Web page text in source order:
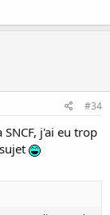
#34
j'ai eu trop